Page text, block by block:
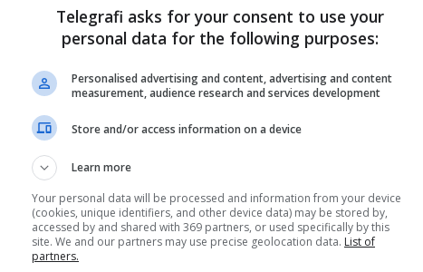
Telegrafi asks for your consent to use your
personal data for the following purposes:
Personalised advertising and content, advertising and content
measurement, audience research and services development
Store and/or access information on a device
Learn more
Your personal data will be processed and information from your device
(cookies, unique identifiers, and other device data) may be stored by,
accessed by and shared with 369 partners, or used specifically by this
site. We and our partners may use precise geolocation data. List of
partners.